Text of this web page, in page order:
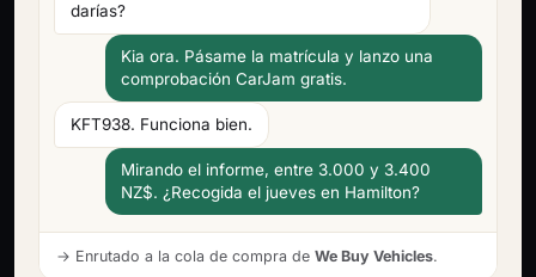
darías?
Kia ora. Pásame la matrícula y lanzo una
comprobación CarJam gratis.
KFT938. Funciona bien.
Mirando el informe, entre 3.000 y 3.400
NZ$. ¿Recogida el jueves en Hamilton?
→ Enrutado a la cola de compra de We Buy Vehicles.